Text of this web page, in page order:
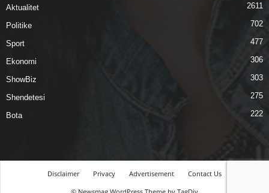
Aktualitet 2611
Politike 702
Sport 477
Ekonomi 306
ShowBiz 303
Shendetesi 275
Bota 222
Disclaimer Privacy Advertisement
Contact Us